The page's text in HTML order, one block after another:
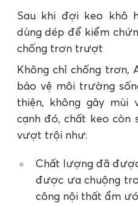
Sau khi đợi keo khô
dùng dép để kiểm
chống trơn trượt
Không chỉ chống trơn,
bảo vệ môi trường
thiện, không gây mùi
cạnh đó, chất keo
vượt trội như:
Chất lượng đã
được ưa chuộng
công nội thất ẩm